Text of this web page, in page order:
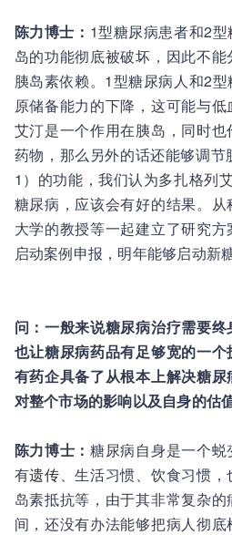
陈力博士： 1型糖尿病患者和2
岛的功能彻底被破坏，因此不
胰岛素依赖。1型糖尿病人和2
原储备能力的下降，这可能与
艾汀是一个作用在胰岛，同时
药物，那么另外的话还能够调
1）的功能，我们认为多扎格列
糖尿病，应该会有好的结果。
大学的教授等一起建立了研究
启动案例申报，明年能够启动新
问：一般来说糖尿病治疗需要
也让糖尿病药品有足够宽的一
有药企具备了从根本上解决糖
对整个市场的影响以及自身的估
陈力博士：糖尿病自身是一个
有遗传、生活习惯、饮食习惯
岛素抵抗等，由于其非常复杂
间，还没有办法能够把病人彻